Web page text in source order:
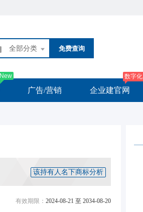
全部分类 免费查询
New
广告/营销 企业建官网
数字化
该持有人名下商标分析
有效期限： 2024-08-21 至 2034-08-20